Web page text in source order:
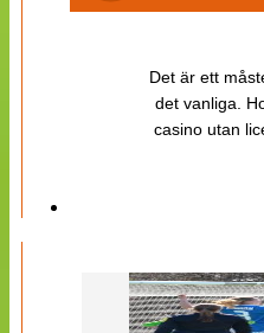
Det är ett
det vanliga.
casino utan